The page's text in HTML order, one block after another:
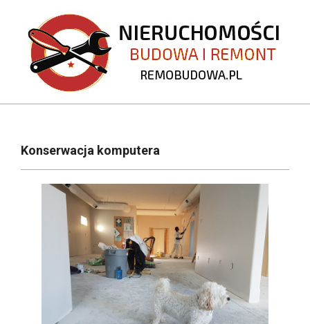
content
REMOBUDOWA.PL
NavigationKonserwacja komputera